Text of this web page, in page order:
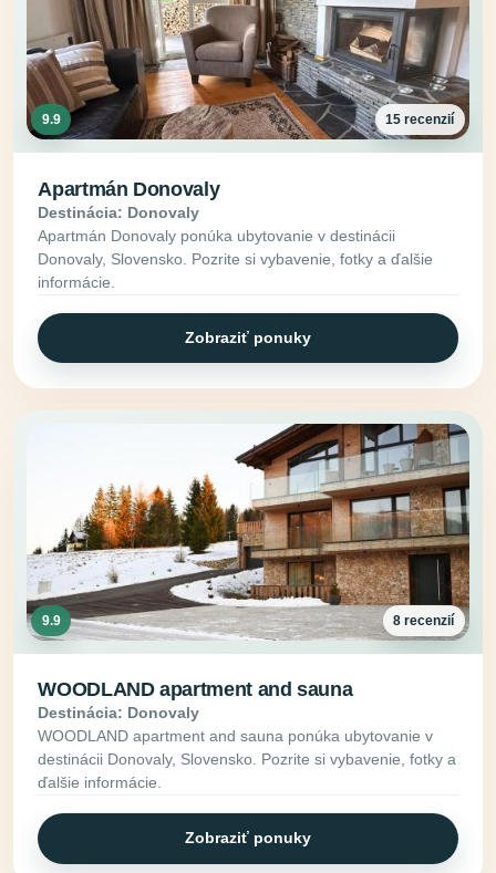
9.9 15 recenzií
Apartmán Donovaly
Destinácia: Donovaly
Apartmán Donovaly ponúka ubytovanie v destinácii
Donovaly, Slovensko. Pozrite si vybavenie, fotky a ďalšie
informácie.
Zobraziť ponuky
9.9 8 recenzií
WOODLAND apartment and sauna
Destinácia: Donovaly
WOODLAND apartment and sauna ponúka ubytovanie v
destinácii Donovaly, Slovensko. Pozrite si vybavenie, fotky a
ďalšie informácie.
Zobraziť ponuky